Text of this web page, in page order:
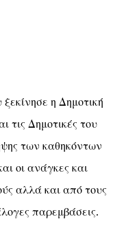
η Δημοτική
τις Δημοτικές του
των καθηκόντων
οι ανάγκες και
αλλά και από τους
παρεμβάσεις.